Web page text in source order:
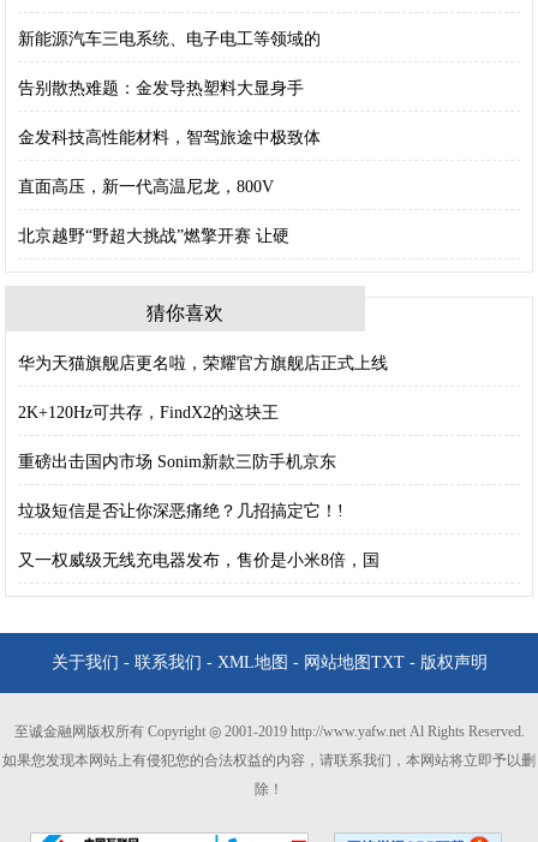
新能源汽车三电系统、电子电工等领域的
告别散热难题：金发导热塑料大显身手
金发科技高性能材料，智驾旅途中极致体
直面高压，新一代高温尼龙，800V
北京越野“野超大挑战”燃擎开赛 让硬
猜你喜欢
华为天猫旗舰店更名啦，荣耀官方旗舰店正式上线
2K+120Hz可共存，FindX2的这块王
重磅出击国内市场 Sonim新款三防手机京东
垃圾短信是否让你深恶痛绝？几招搞定它！!
又一权威级无线充电器发布，售价是小米8倍，国
关于我们 - 联系我们 - XML地图 - 网站地图 TXT- 版权声明
至诚金融网版权所有 Copyright ◎ 2001-2019 http://www.yafw.net Al Rights Reserved.
如果您发现本网站上有侵犯您的合法权益的内容，请联系我们，本网站将立即予以删
除！